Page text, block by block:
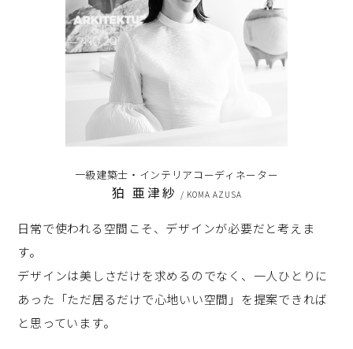
一級建築士・インテリアコーディネーター
狛 亜津紗 / KOMA AZUSA
日常で使われる空間こそ、デザインが必要だと考えま
す。
デザインは美しさだけを求めるのでなく、一人ひとりに
あった「ただ居るだけで心地いい空間」を提案できれば
と思っています。